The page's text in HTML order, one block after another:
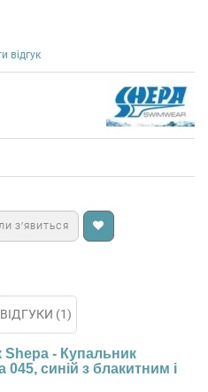
відгук
З’ЯВИТЬСЯ
ВІДГУКИ (1)
Shepa - Купальник
синій з блакитним і